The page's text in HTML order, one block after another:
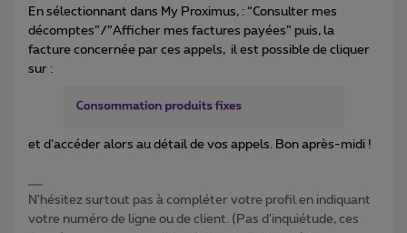
En sélectionnant dans My Proximus, : “Consulter mes
décomptes”/”Afficher mes factures payées” puis, la
facture concernée par ces appels, il est possible de cliquer
sur :
et d’accéder alors au détail de vos appels. Bon après-midi !
N'hésitez surtout pas à compléter votre profil en indiquant
votre numéro de ligne ou de client. (Pas d'inquiétude, ces